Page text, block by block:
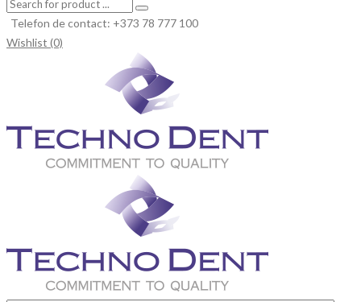
Telefon de contact: +373 78 777 100
Wishlist (0)